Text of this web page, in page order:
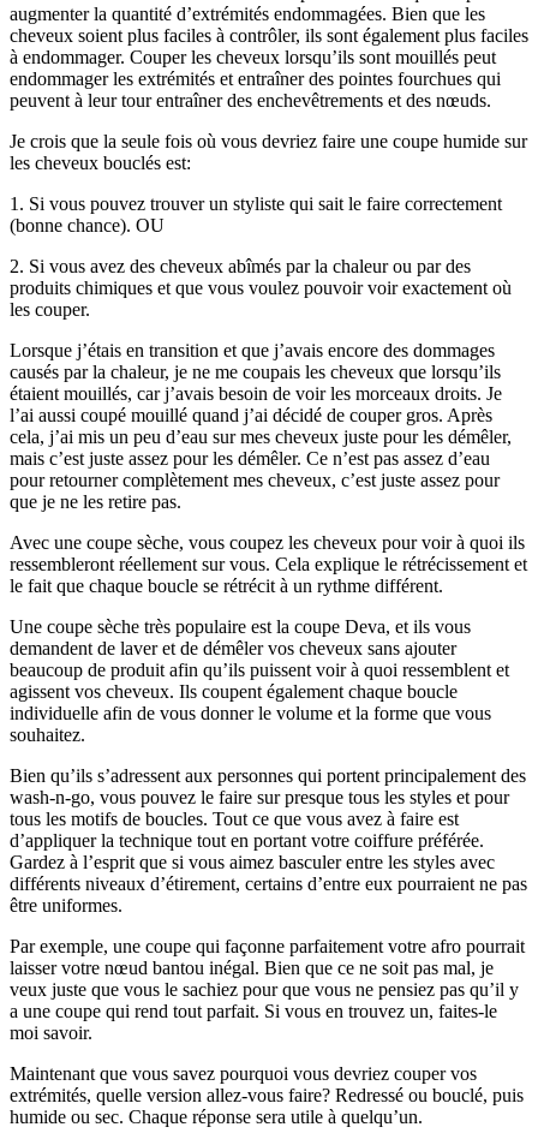
augmenter la quantité d’extrémités endommagées. Bien que les
cheveux soient plus faciles à contrôler, ils sont également plus faciles
à endommager. Couper les cheveux lorsqu’ils sont mouillés peut
endommager les extrémités et entraîner des pointes fourchues qui
peuvent à leur tour entraîner des enchevêtrements et des nœuds.
Je crois que la seule fois où vous devriez faire une coupe humide sur
les cheveux bouclés est:
1. Si vous pouvez trouver un styliste qui sait le faire correctement
(bonne chance). OU
2. Si vous avez des cheveux abîmés par la chaleur ou par des
produits chimiques et que vous voulez pouvoir voir exactement où
les couper.
Lorsque j’étais en transition et que j’avais encore des dommages
causés par la chaleur, je ne me coupais les cheveux que lorsqu’ils
étaient mouillés, car j’avais besoin de voir les morceaux droits. Je
l’ai aussi coupé mouillé quand j’ai décidé de couper gros. Après
cela, j’ai mis un peu d’eau sur mes cheveux juste pour les démêler,
mais c’est juste assez pour les démêler. Ce n’est pas assez d’eau
pour retourner complètement mes cheveux, c’est juste assez pour
que je ne les retire pas.
Avec une coupe sèche, vous coupez les cheveux pour voir à quoi ils
ressembleront réellement sur vous. Cela explique le rétrécissement et
le fait que chaque boucle se rétrécit à un rythme différent.
Une coupe sèche très populaire est la coupe Deva, et ils vous
demandent de laver et de démêler vos cheveux sans ajouter
beaucoup de produit afin qu’ils puissent voir à quoi ressemblent et
agissent vos cheveux. Ils coupent également chaque boucle
individuelle afin de vous donner le volume et la forme que vous
souhaitez.
Bien qu’ils s’adressent aux personnes qui portent principalement des
wash-n-go, vous pouvez le faire sur presque tous les styles et pour
tous les motifs de boucles. Tout ce que vous avez à faire est
d’appliquer la technique tout en portant votre coiffure préférée.
Gardez à l’esprit que si vous aimez basculer entre les styles avec
différents niveaux d’étirement, certains d’entre eux pourraient ne pas
être uniformes.
Par exemple, une coupe qui façonne parfaitement votre afro pourrait
laisser votre nœud bantou inégal. Bien que ce ne soit pas mal, je
veux juste que vous le sachiez pour que vous ne pensiez pas qu’il y
a une coupe qui rend tout parfait. Si vous en trouvez un, faites-le
moi savoir.
Maintenant que vous savez pourquoi vous devriez couper vos
extrémités, quelle version allez-vous faire? Redressé ou bouclé, puis
humide ou sec. Chaque réponse sera utile à quelqu’un.